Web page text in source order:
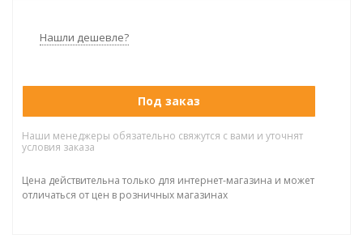
Нашли дешевле?
Под заказ
Наши менеджеры обязательно свяжутся с вами и уточнят
условия заказа
Цена действительна только для интернет-магазина и может
отличаться от цен в розничных магазинах